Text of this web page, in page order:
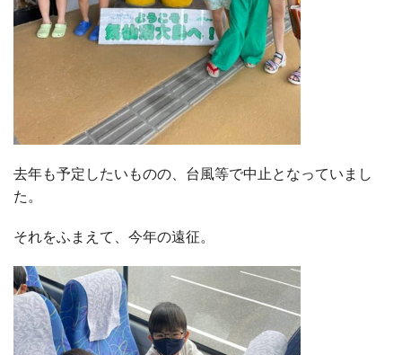
去年も予定したいものの、台風等で中止となっていまし
た。
それをふまえて、今年の遠征。